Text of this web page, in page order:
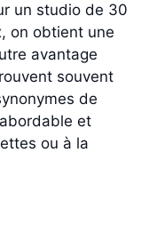
un studio de 30
on obtient une
avantage
souvent
de
et
ou à la